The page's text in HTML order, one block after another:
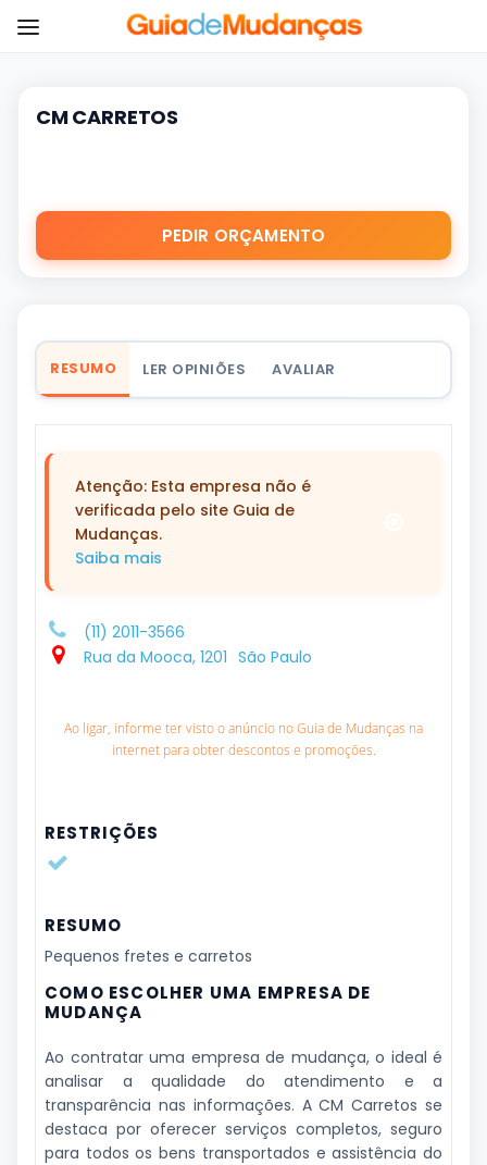
CM CARRETOS
PEDIR ORÇAMENTO
RESUMO LER OPINIÕES AVALIAR
Atenção: Esta empresa não é
verificada pelo site Guia de
Mudanças.
Saiba mais
(11) 2011-3566
Rua da Mooca, 1201 São Paulo
Ao ligar, informe ter visto o anúncio no Guia de Mudanças na
internet para obter descontos e promoções.
RESTRIÇÕES
RESUMO
Pequenos fretes e carretos
COMO ESCOLHER UMA EMPRESA DE
MUDANÇA
Ao contratar uma empresa de mudança, o ideal é
analisar a qualidade do atendimento e a
transparência nas informações. A CM Carretos se
destaca por oferecer serviços completos, seguro
para todos os bens transportados e assistência do